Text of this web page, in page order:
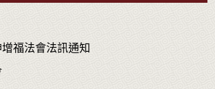
福法會法訊通知